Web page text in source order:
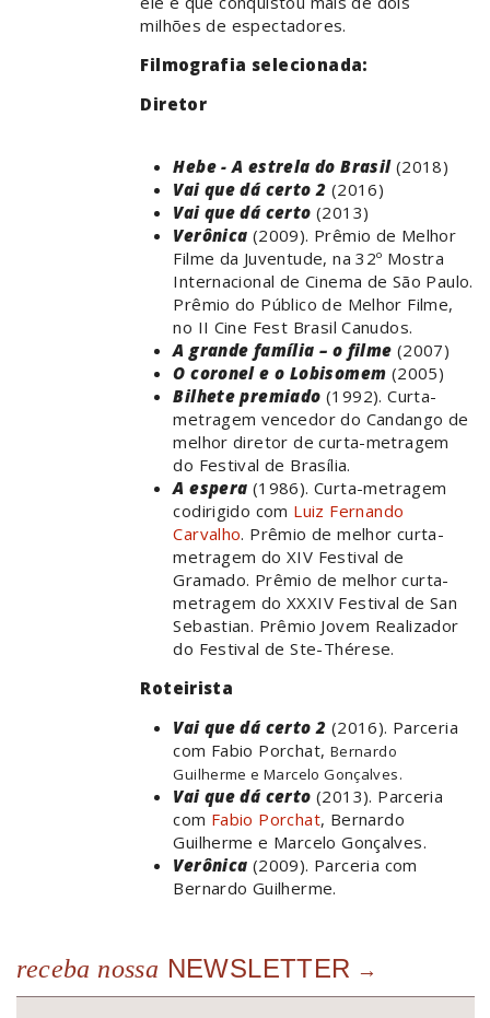
milhões de espectadores.
Filmografia selecionada:
Diretor
Hebe - A estrela do Brasil(2018)
Vai que dá certo 2 (2016)
Vai que dá certo (2013)
Verônica (2009). Prêmio de Melhor
Filme da Juventude, na 32º Mostra
Internacional de Cinema de São Paulo.
Prêmio do Público de Melhor Filme,
no II Cine Fest Brasil Canudos.
A grande família – o filme (2007)
O coronel e o Lobisomem (2005)
Bilhete premiado (1992). Curta-
metragem vencedor do Candango de
melhor diretor de curta-metragem
do Festival de Brasília.
A espera (1986). Curta-metragem
codirigido com Luiz Fernando
Carvalho. Prêmio de melhor curta-
metragem do XIV Festival de
Gramado. Prêmio de melhor curta-
metragem do XXXIV Festival de San
Sebastian. Prêmio Jovem Realizador
do Festival de Ste-Thérese.
Roteirista
Vai que dá certo 2 (2016). Parceria
com Fabio Porchat, Bernardo
Guilherme e Marcelo Gonçalves.
Vai que dá certo (2013). Parceria
com Fabio Porchat, Bernardo
Guilherme e Marcelo Gonçalves.
Verônica (2009). Parceria com
Bernardo Guilherme.
receba nossa NEWSLETTER